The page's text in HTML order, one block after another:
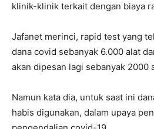
klinik-klinik terkait dengan biaya
Jafanet merinci, rapid test yang
dana covid sebanyak 6.000 alat
akan dipesan lagi sebanyak 2000
Namun kata dia, untuk saat ini
habis digunakan, dalam upaya